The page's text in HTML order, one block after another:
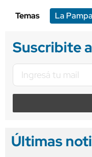
Temas
La Pampa
Suscribite
Últimas